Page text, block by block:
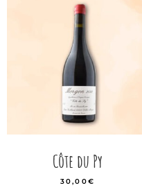
Côte du Py
30,00€